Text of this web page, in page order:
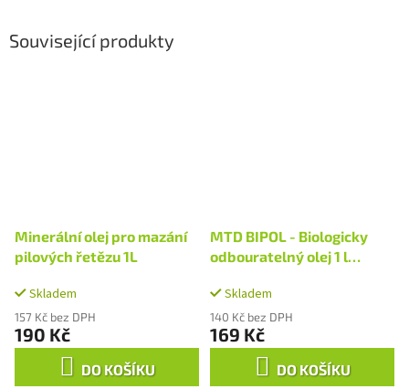
Související produkty
Minerální olej pro mazání
pilových řetězu 1L
Skladem
157 Kč bez DPH
190 Kč
DO KOŠÍKU
MTD BIPOL - Biologicky
odbouratelný olej 1 l
řetězů motorových pil
Skladem
140 Kč bez DPH
169 Kč
DO KOŠÍKU